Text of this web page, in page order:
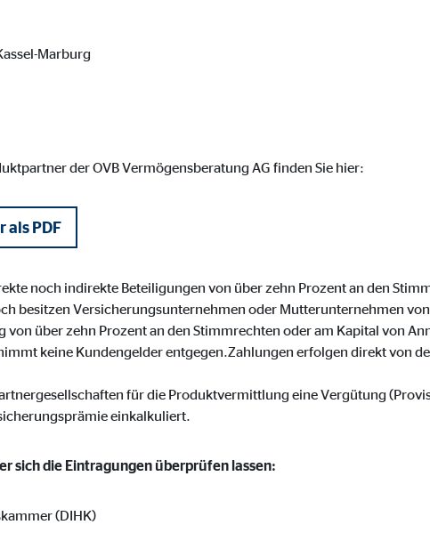
Marburg
der OVB Vermögensberatung AG finden Sie hier:
als PDF
noch indirekte Beteiligungen von über zehn Prozent an den
besitzen Versicherungsunternehmen oder Mutterunternehmen
über zehn Prozent an den Stimmrechten oder am Kapital von
keine Kundengelder entgegen.Zahlungen erfolgen direkt von
für die Produktvermittlung eine Vergütung
einkalkuliert.
sich die Eintragungen überprüfen lassen:
(DIHK)
Ireland Ltd.
Erhebung von Statistiken zur Website-Nutzung
Werbung anzuzeigen. Zu diesem Zweck werden die Daten an
Ireland Ltd.
_fbp
3 Monate